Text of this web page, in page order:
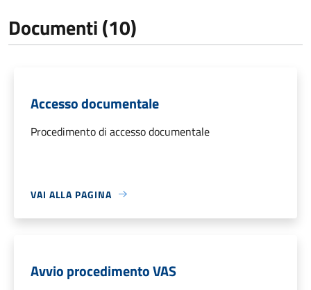
Documenti (10)
Accesso documentale
Procedimento di accesso documentale
VAI ALLA PAGINA
Avvio procedimento VAS